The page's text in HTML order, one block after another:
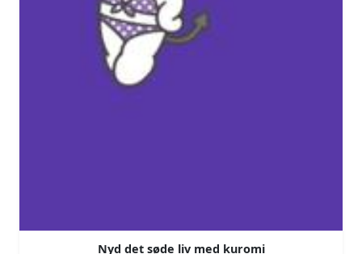
Nyd det søde liv med kuromi